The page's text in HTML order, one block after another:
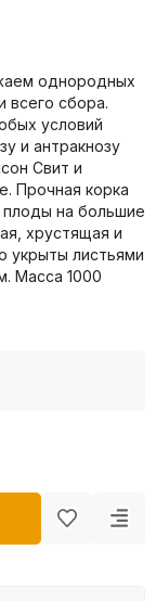
однородных
всего сбора.
условий
и антракнозу
Свит и
Прочная корка
на большие
хрустящая и
укрыты листьями
Масса 1000